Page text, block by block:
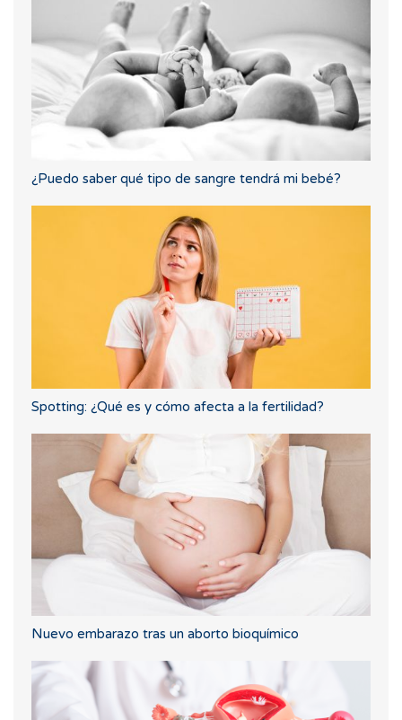
¿Puedo saber qué tipo de sangre tendrá mi bebé?
Spotting: ¿Qué es y cómo afecta a la fertilidad?
Nuevo embarazo tras un aborto bioquímico